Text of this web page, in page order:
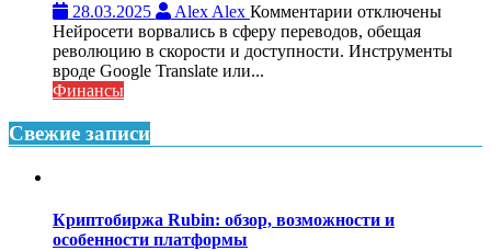
28.03.2025 Alex Alex Комментарии к
записи
Как
возможности
отключены
Нейросети ворвались в сферу переводов, обещая
революцию в скорости и доступности. Инструменты
вроде Google Translate или...
Финансы
Свежие записи
Криптобиржа Rubin: обзор, возможности и
особенности платформы